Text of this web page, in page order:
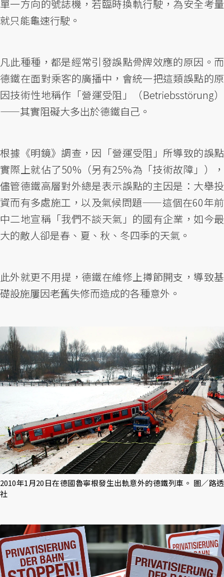
單一方向的號誌機，若臨時換軌行駛，為安全考量
就只能龜速行駛。
凡此種種，都是經常引發誤點骨牌效應的原因。而
德鐵在面對乘客的廣播中，會統一把這類誤點的原
因技術性地稱作「營運受阻」（Betriebsstörung）
——其實阻礙大多出於德鐵自己。
根據《明鏡》調查，因「營運受阻」所導致的誤點
實際上就佔了50%（另有25%為「技術故障」），
儘管德鐵高層對外總是表示誤點的主因是：大舉投
資而有多處施工，以及氣候問題——這個在60年前
中二地宣稱「我們不談天氣」的國有企業，如今最
大的敵人卻是春、夏、秋、冬四季的天氣。
此外就更不用提，德鐵在維修上撙節開支，導致基
礎設施屢因老舊失修而造成的各種意外。
2010年1月20日在德國魯寧根發生出軌意外的德鐵列車。 圖／路透
社